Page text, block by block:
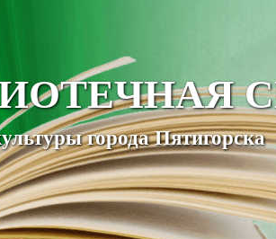
города Пятигорска